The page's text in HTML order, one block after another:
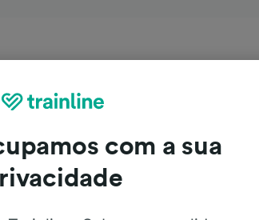
com a sua